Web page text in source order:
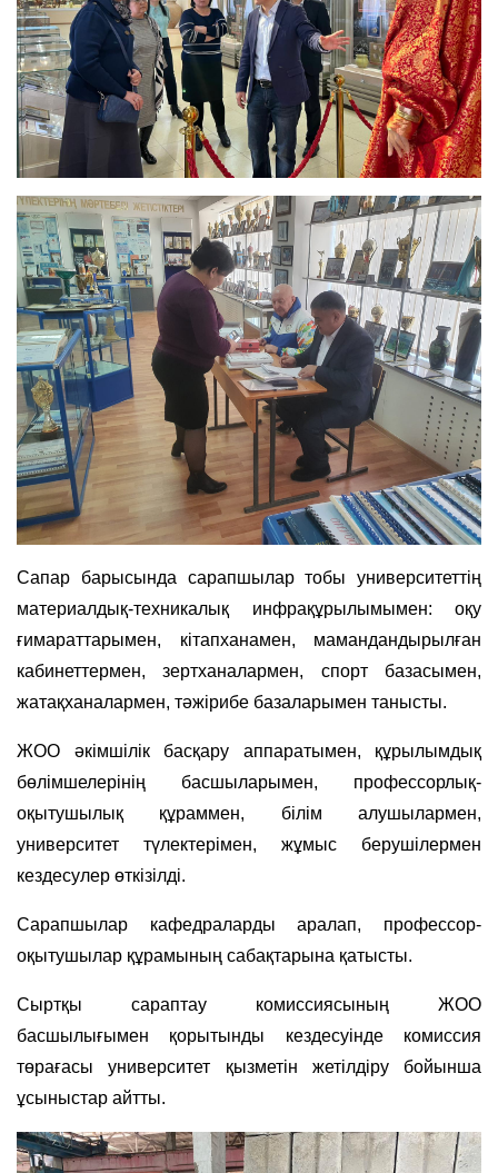
Сапар барысында сарапшылар тобы университеттің
материалдық-техникалық инфрақұрылымымен: оқу
ғимараттарымен, кітапханамен, мамандандырылған
кабинеттермен, зертханалармен, спорт базасымен,
жатақханалармен, тәжірибе базаларымен танысты.
ЖОО әкімшілік басқару аппаратымен, құрылымдық
бөлімшелерінің басшыларымен, профессорлық-
оқытушылық құраммен, білім алушылармен,
университет түлектерімен, жұмыс берушілермен
кездесулер өткізілді.
Сарапшылар кафедраларды аралап, профессор-
оқытушылар құрамының сабақтарына қатысты.
Сыртқы сараптау комиссиясының ЖОО
басшылығымен қорытынды кездесуінде комиссия
төрағасы университет қызметін жетілдіру бойынша
ұсыныстар айтты.